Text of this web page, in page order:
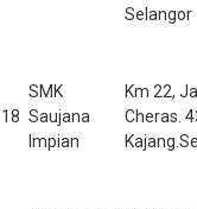
Selangor
18
SMK
Saujana
Impian
Km 22,
Cheras.